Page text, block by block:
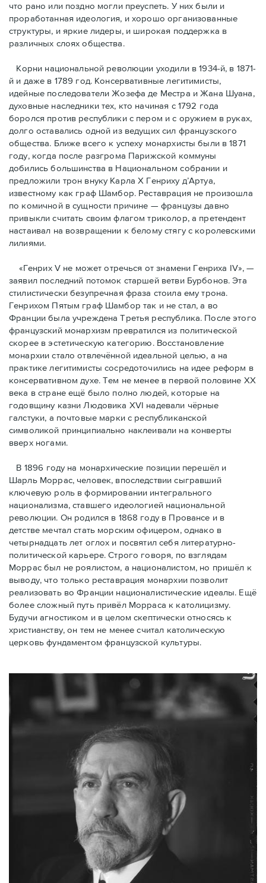
что рано или поздно могли преуспеть. У них были и
проработанная идеология, и хорошо организованные
структуры, и яркие лидеры, и широкая поддержка в
различных слоях общества.
Корни национальной революции уходили в 1934-й, в 1871-
й и даже в 1789 год. Консервативные легитимисты,
идейные последователи Жозефа де Местра и Жана Шуана,
духовные наследники тех, кто начиная с 1792 года
боролся против республики с пером и с оружием в руках,
долго оставались одной из ведущих сил французского
общества. Ближе всего к успеху монархисты были в 1871
году, когда после разгрома Парижской коммуны
добились большинства в Национальном собрании и
предложили трон внуку Карла Х Генриху д’Артуа,
известному как граф Шамбор. Реставрация не произошла
по комичной в сущности причине — французы давно
привыкли считать своим флагoм триколор, а претендент
настаивал на возвращении к белому стягу с королевскими
лилиями.
«Генрих V не может отречься от знамени Генриха IV», —
заявил последний потомок старшей ветви Бурбонов. Эта
стилистически безупречная фраза стоила ему трона.
Генрихом Пятым граф Шамбор так и не стал, а во
Франции была учреждена Третья республика. После этого
французский монархизм превратился из политической
скорее в эстетическую категорию. Восстановление
монархии стало отвлечённой идеальной целью, а на
практике легитимисты сосредоточились на идее реформ в
консервативном духе. Тем не менее в первой половине ХХ
века в стране ещё было полно людей, которые на
годовщину казни Людовика XVI надевали чёрные
галстуки, а почтовые марки с республиканской
символикой принципиально наклеивали на конверты
вверх ногами.
В 1896 году на монархические позиции перешёл и
Шарль Моррас, человек, впоследствии сыгравший
ключевую роль в формировании интегрального
национализма, ставшего идеологией национальной
революции. Он родился в 1868 году в Провансе и в
детстве мечтал стать морским офицером, однако в
четырнадцать лет оглох и посвятил себя литературно-
политической карьере. Строго говоря, по взглядам
Моррас был не роялистом, а националистом, но пришёл к
выводу, что только реставрация монархии позволит
реализовать во Франции националистические идеалы. Ещё
более сложный путь привёл Морраса к католицизму.
Будучи агностиком и в целом скептически относясь к
христианству, он тем не менее считал католическую
церковь фундаментом французской культуры.